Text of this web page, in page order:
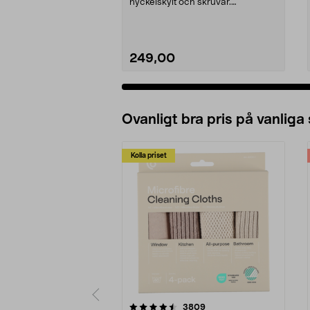
nyckelskylt och skruvar.
249,00
Ovanligt bra pris på vanliga
Kolla priset
3809recensioner
4.0av 5 stjärnor